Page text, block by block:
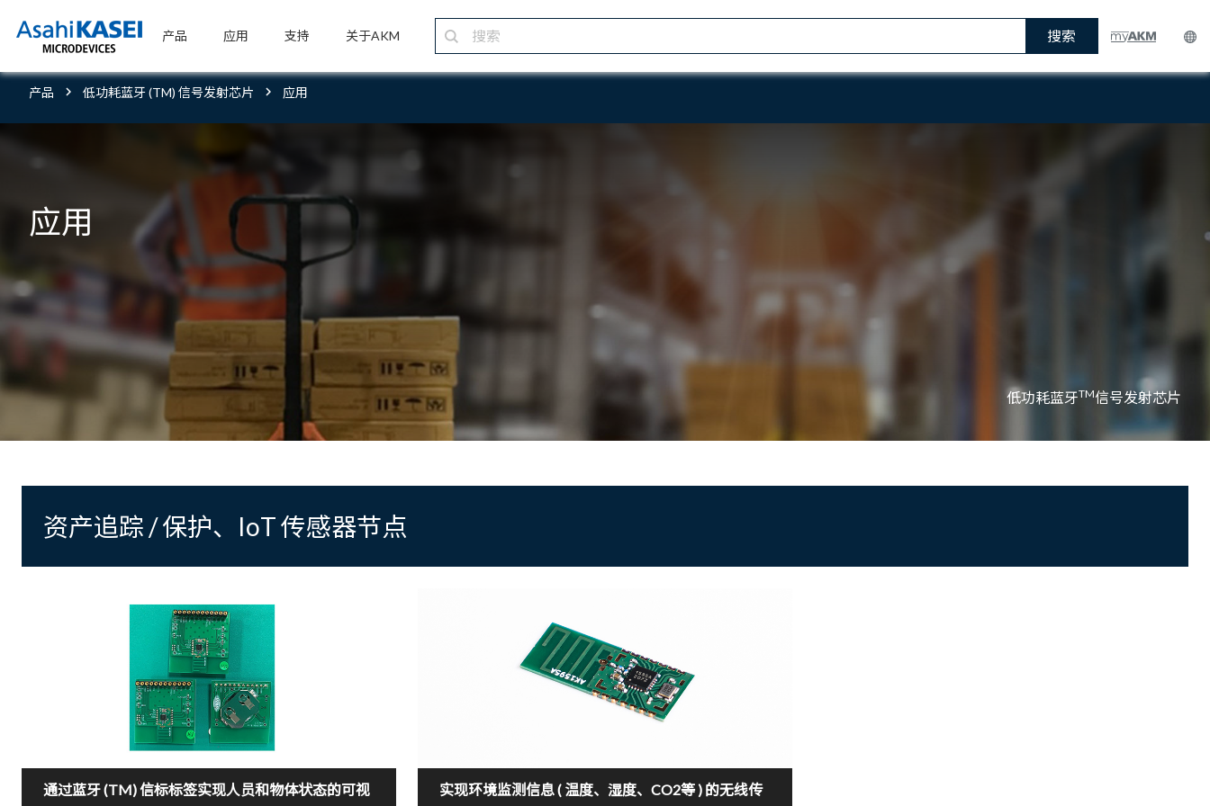
产品 应用 支持 关于AKM 搜索
产品 低功耗蓝牙 (TM) 信号发射芯片 应用
应用
低功耗蓝牙TM信号发射芯片
资产追踪 / 保护、IoT 传感器节点
通过蓝牙 (TM) 信标标签实现人员和物体状态的可视
实现环境监测信息 ( 温度、湿度、CO2等 ) 的无线传